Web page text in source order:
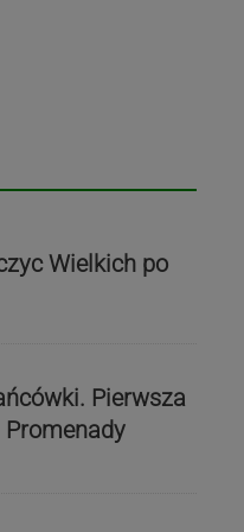
Wielkich po
Pierwsza
Promenady